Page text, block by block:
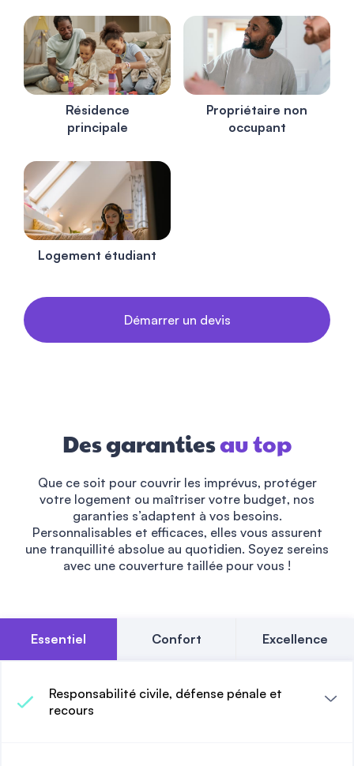
Résidence
principale
Propriétaire non
occupant
Logement étudiant
Démarrer un devis
Des garantiesau top
Que ce soit pour couvrir les imprévus, protéger
votre logement ou maîtriser votre budget, nos
garanties s’adaptent à vos besoins.
Personnalisables et efficaces, elles vous assurent
une tranquillité absolue au quotidien. Soyez sereins
avec une couverture taillée pour vous !
Essentiel Confort Excellence
Responsabilité civile, défense pénale et
recours